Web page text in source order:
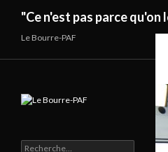
"Ce n'est pas parce qu'on
Le Bourre-PAF
Rechercher :